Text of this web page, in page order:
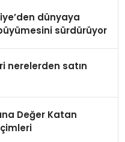
dünyaya
sürdürüyor
nerelerden satın
Değer Katan